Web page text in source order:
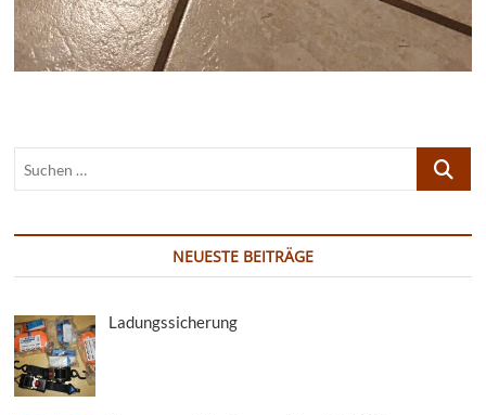
Suchen
NEUESTE BEITRÄGE
Ladungssicherung